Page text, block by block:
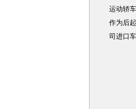
运动轿
作为后
司进口